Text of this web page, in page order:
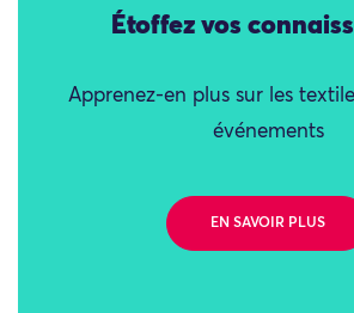
Étoffez vos
Apprenez-en plus sur les
événements
EN SAVOIR PLUS